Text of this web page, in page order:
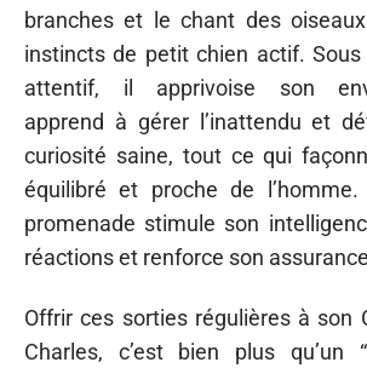
branches et le chant des
instincts de petit chien actif. Sous
attentif, il apprivoise son
apprend à gérer l’inattendu et
curiosité saine, tout ce qui
équilibré et proche de
promenade stimule son
réactions et renforce son
Offrir ces sorties régulières à son
Charles, c’est bien plus qu’un